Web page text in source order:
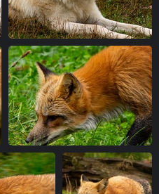
IMG 6912-1
vue 4457 fois
IMG 6957-1
vue 4568 fois